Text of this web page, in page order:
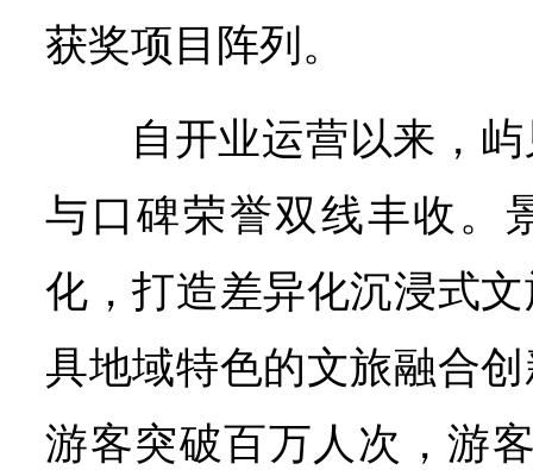
获奖项目阵列。
自开业运营以来，
与口碑荣誉双线丰收。
化，打造差异化沉浸式
具地域特色的文旅融合
游客突破百万人次，游